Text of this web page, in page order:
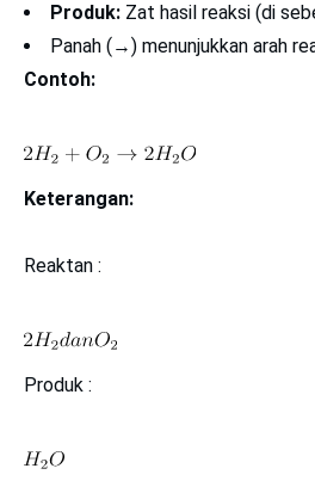
Produk: Zat hasil reaksi (di
Panah (→) menunjukkan arah
Contoh:
Keterangan:
Reaktan :
Produk :